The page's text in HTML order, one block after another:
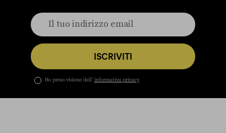
ISCRIVITI
Ho preso visione dell’ informativa privacy